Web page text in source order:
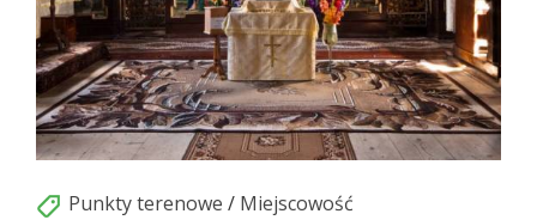
Punkty terenowe / Miejscowość